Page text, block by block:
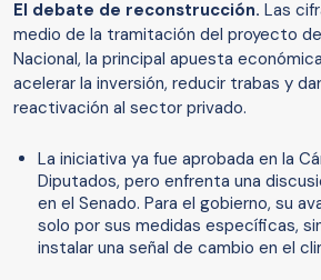
El debate de reconstrucción. Las
medio de la tramitación del proyecto
Nacional, la principal apuesta
acelerar la inversión, reducir trabas y
reactivación al sector privado.
La iniciativa ya fue aprobada en la
Diputados, pero enfrenta una
en el Senado. Para el gobierno, su
solo por sus medidas específicas,
instalar una señal de cambio en el